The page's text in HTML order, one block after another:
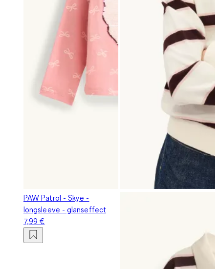
PAW Patrol - Skye -
longsleeve - glanseffect
7,99 €